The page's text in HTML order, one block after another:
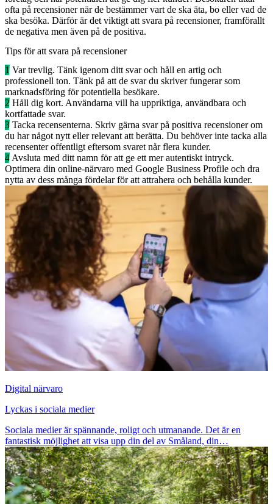
ofta på recensioner när de bestämmer vart de ska äta, bo eller vad de
ska besöka. Därför är det viktigt att svara på recensioner, framförallt
de negativa men även på de positiva.
Tips för att svara på recensioner
1 Var trevlig. Tänk igenom ditt svar och håll en artig och
professionell ton. Tänk på att de svar du skriver fungerar som
marknadsföring för potentiella besökare.
2 Håll dig kort. Användarna vill ha uppriktiga, användbara och
kortfattade svar.
3 Tacka recensenterna. Skriv gärna svar på positiva recensioner om
du har något nytt eller relevant att berätta. Du behöver inte tacka alla
recensenter offentligt eftersom svaret når flera kunder.
4 Avsluta med ditt namn för att ge ett mer autentiskt intryck.
Optimera din online-närvaro med Google Business Profile och dra
nytta av dess många fördelar för att attrahera och behålla kunder.
Digital närvaro
Lyckas i sociala medier
Sociala medier är spännande, roligt och utmanande. Det är en
fantastisk möjlighet att visa upp din del av Småland, din…